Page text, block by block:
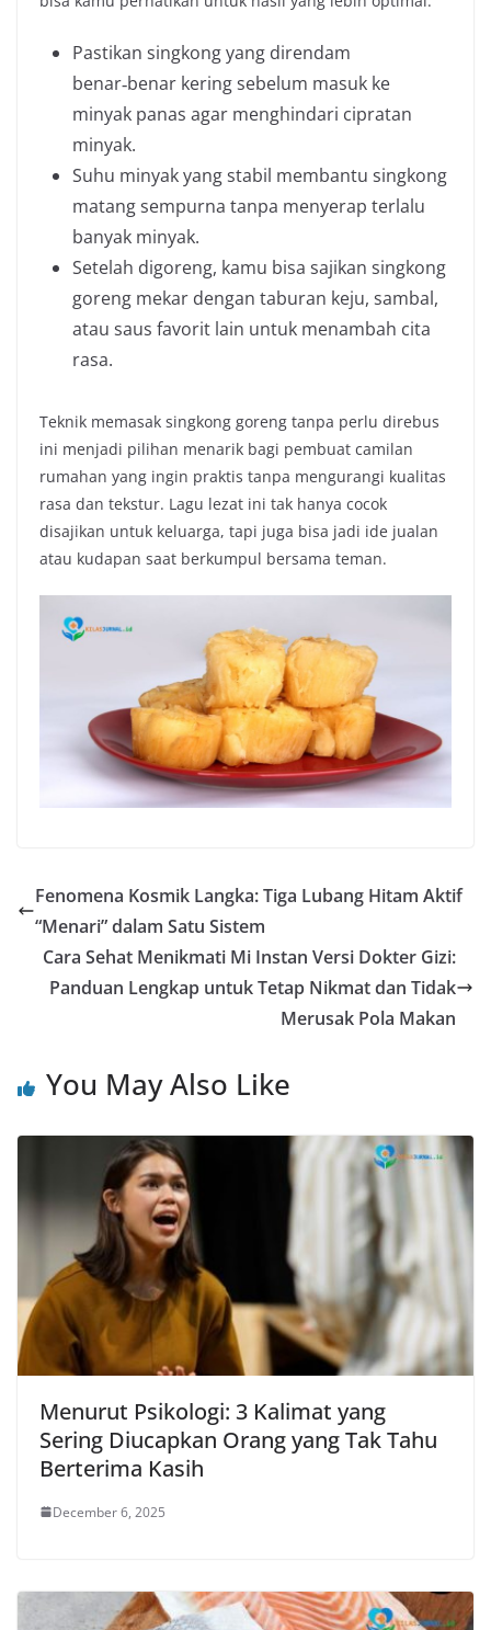
Pastikan singkong yang direndam
benar‑benar kering sebelum masuk ke
minyak panas agar menghindari cipratan
minyak.
Suhu minyak yang stabil membantu singkong
matang sempurna tanpa menyerap terlalu
banyak minyak.
Setelah digoreng, kamu bisa sajikan singkong
goreng mekar dengan taburan keju, sambal,
atau saus favorit lain untuk menambah cita
rasa.
Teknik memasak singkong goreng tanpa perlu direbus
ini menjadi pilihan menarik bagi pembuat camilan
rumahan yang ingin praktis tanpa mengurangi kualitas
rasa dan tekstur. Lagu lezat ini tak hanya cocok
disajikan untuk keluarga, tapi juga bisa jadi ide jualan
atau kudapan saat berkumpul bersama teman.
Fenomena Kosmik Langka: Tiga Lubang Hitam Aktif
“Menari” dalam Satu Sistem
Cara Sehat Menikmati Mi Instan Versi Dokter Gizi:
Panduan Lengkap untuk Tetap Nikmat dan Tidak
Merusak Pola Makan
You May Also Like
Menurut Psikologi: 3 Kalimat yang
Sering Diucapkan Orang yang Tak Tahu
Berterima Kasih
December 6, 2025